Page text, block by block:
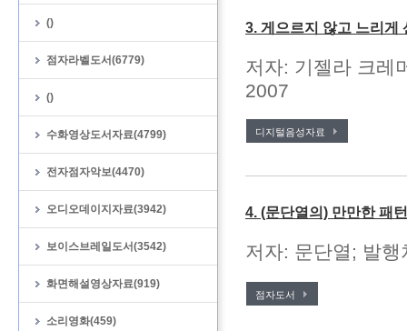
()
점자라벨도서(6779)
()
수화영상도서자료(4799)
전자점자악보(4470)
오디오데이지자료(3942)
보이스브레일도서(3542)
화면해설영상자료(919)
소리영화(459)
3. 게으르지 않고 느리게
저자: 기젤라 크레
2007
디지털음성자료
4. (문단열의) 만만한 패
저자: 문단열; 발
점자도서